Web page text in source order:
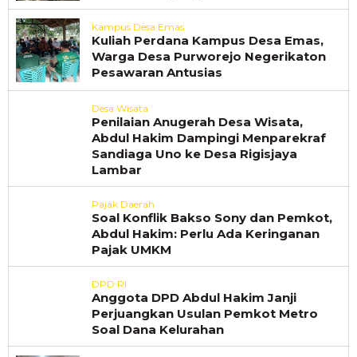
Kampus Desa Emas
Kuliah Perdana Kampus Desa Emas,
Warga Desa Purworejo Negerikaton
Pesawaran Antusias
Desa Wisata
Penilaian Anugerah Desa Wisata,
Abdul Hakim Dampingi Menparekraf
Sandiaga Uno ke Desa Rigisjaya
Lambar
Pajak Daerah
Soal Konflik Bakso Sony dan Pemkot,
Abdul Hakim: Perlu Ada Keringanan
Pajak UMKM
DPD RI
Anggota DPD Abdul Hakim Janji
Perjuangkan Usulan Pemkot Metro
Soal Dana Kelurahan